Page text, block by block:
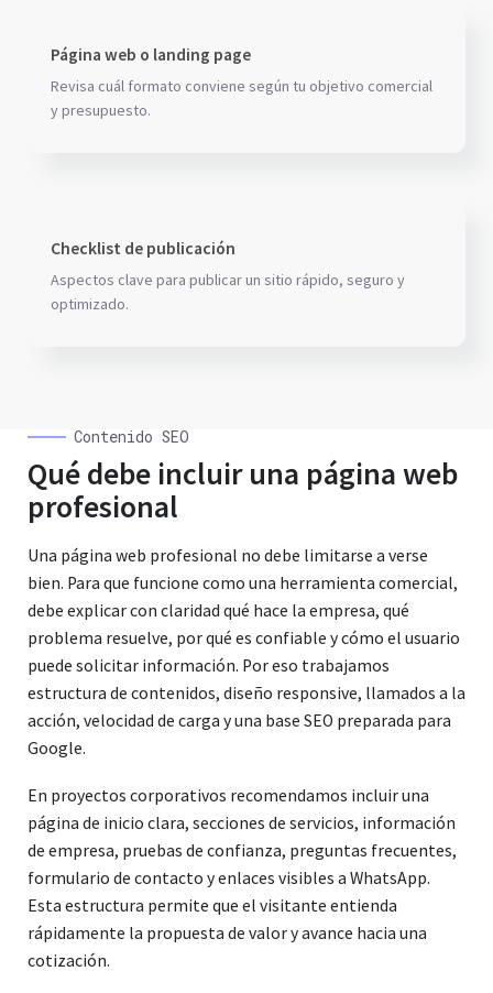
Página web o landing page
Revisa cuál formato conviene según tu objetivo comercial
y presupuesto.
Checklist de publicación
Aspectos clave para publicar un sitio rápido, seguro y
optimizado.
Contenido SEO
Qué debe incluir una página web
profesional
Una página web profesional no debe limitarse a verse
bien. Para que funcione como una herramienta comercial,
debe explicar con claridad qué hace la empresa, qué
problema resuelve, por qué es confiable y cómo el usuario
puede solicitar información. Por eso trabajamos
estructura de contenidos, diseño responsive, llamados a la
acción, velocidad de carga y una base SEO preparada para
Google.
En proyectos corporativos recomendamos incluir una
página de inicio clara, secciones de servicios, información
de empresa, pruebas de confianza, preguntas frecuentes,
formulario de contacto y enlaces visibles a WhatsApp.
Esta estructura permite que el visitante entienda
rápidamente la propuesta de valor y avance hacia una
cotización.